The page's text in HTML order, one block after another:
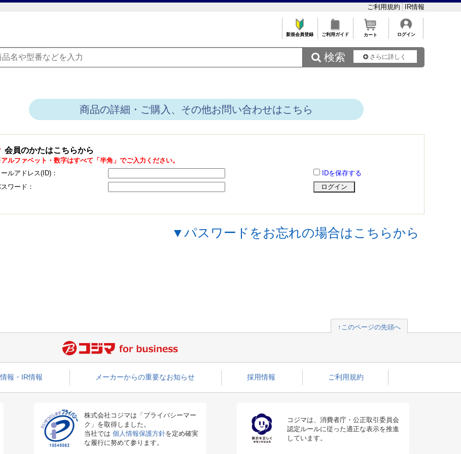
ご利用規約 IR情報
新規会員登録 ご利用ガイド カート ログイン
 検索 さらに詳しく
商品の詳細・ご購入、その他お問い合わせはこちら
会員のかたはこちらから
ルファベット・数字はすべて「半角」でご入力ください。
ールアドレス(ID)：
IDを保存する
ワード：
▼パスワードをお忘れの場合はこちらから
↑このページの先頭へ
報・IR情報 メーカーからの重要なお知らせ 採用情報 ご利用規約
株式会社コジマは「プライバシーマー
ク」を取得しました。
当社では 個人情報保護方針を定め確実
な履行に努めて参ります。
コジマは、消費者庁・公正取引委員会
認定ルールに従った適正な表示を推進
しています。